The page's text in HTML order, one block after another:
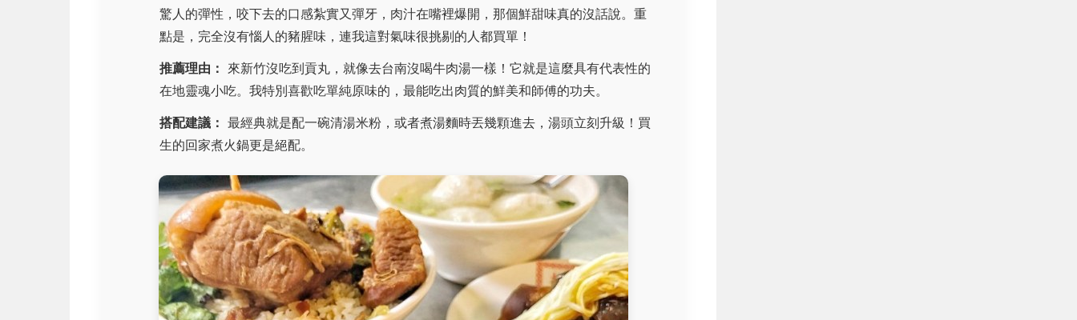
驚人的彈性，咬下去的口感紮實又彈牙，肉汁在嘴裡爆開，那個鮮甜味真的沒話說。重
點是，完全沒有惱人的豬腥味，連我這對氣味很挑剔的人都買單！
推薦理由： 來新竹沒吃到貢丸，就像去台南沒喝牛肉湯一樣！它就是這麼具有代表性的
在地靈魂小吃。我特別喜歡吃單純原味的，最能吃出肉質的鮮美和師傅的功夫。
搭配建議： 最經典就是配一碗清湯米粉，或者煮湯麵時丟幾顆進去，湯頭立刻升級！買
生的回家煮火鍋更是絕配。